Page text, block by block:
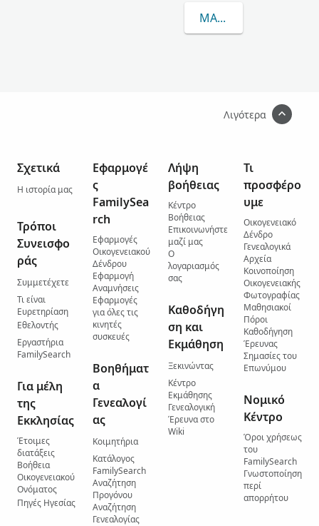
ΜΆΘΕΤΕ
Λιγότερα
Σχετικά
Η ιστορία μας
Τρόποι
Συνεισφο
ράς
Συμμετέχετε
Τι είναι
Ευρετηρίαση
Εθελοντής
Εργαστήρια
FamilySearch
Για μέλη
της
Εκκλησίας
Έτοιμες
διατάξεις
Βοήθεια
Οικογενειακού
Ονόματος
Πηγές Ηγεσίας
Εφαρμογέ
ς
FamilySea
rch
Εφαρμογές
Οικογενειακού
Δένδρου
Εφαρμογή
Αναμνήσεις
Εφαρμογές
για όλες τις
κινητές
συσκευές
Βοηθήματ
α
Γενεαλογί
ας
Κοιμητήρια
Κατάλογος
FamilySearch
Αναζήτηση
Προγόνου
Αναζήτηση
Γενεαλογίας
Λήψη
βοήθειας
Κέντρο
Βοήθειας
Επικοινωνήστε
μαζί μας
Ο
λογαριασμός
σας
Καθοδήγη
ση και
Εκμάθηση
Ξεκινώντας
Κέντρο
Εκμάθησης
Γενεαλογική
Έρευνα στο
Wiki
Τι
προσφέρο
υμε
Οικογενειακό
Δένδρο
Γενεαλογικά
Αρχεία
Κοινοποίηση
Οικογενειακής
Φωτογραφίας
Μαθησιακοί
Πόροι
Καθοδήγηση
Έρευνας
Σημασίες του
Επωνύμου
Νομικό
Κέντρο
Όροι χρήσεως
του
FamilySearch
Γνωστοποίηση
περί
απορρήτου